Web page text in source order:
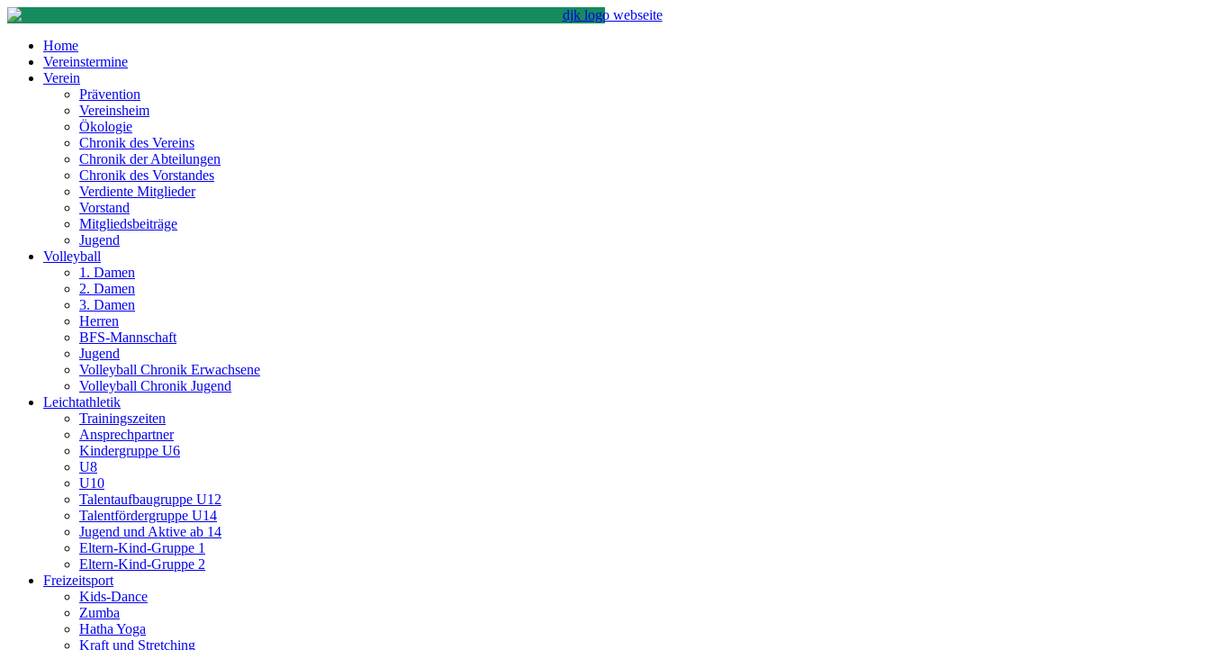
Home
Vereinstermine
Verein
Prävention
Vereinsheim
Ökologie
Chronik des Vereins
Chronik der Abteilungen
Chronik des Vorstandes
Verdiente Mitglieder
Vorstand
Mitgliedsbeiträge
Jugend
Volleyball
1. Damen
2. Damen
3. Damen
Herren
BFS-Mannschaft
Jugend
Volleyball Chronik Erwachsene
Volleyball Chronik Jugend
Leichtathletik
Trainingszeiten
Ansprechpartner
Kindergruppe U6
U8
U10
Talentaufbaugruppe U12
Talentfördergruppe U14
Jugend und Aktive ab 14
Eltern-Kind-Gruppe 1
Eltern-Kind-Gruppe 2
Freizeitsport
Kids-Dance
Zumba
Hatha Yoga
Kraft und Stretching